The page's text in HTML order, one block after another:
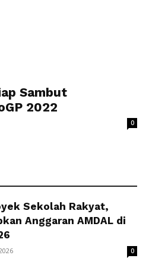
Sambut
2022
0
Sekolah Rakyat,
Anggaran AMDAL di
0